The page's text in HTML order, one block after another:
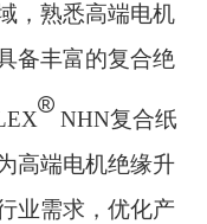
，熟悉高端电机
备丰富的复合绝
®
NHN复合纸
高端电机绝缘升
业需求，优化产